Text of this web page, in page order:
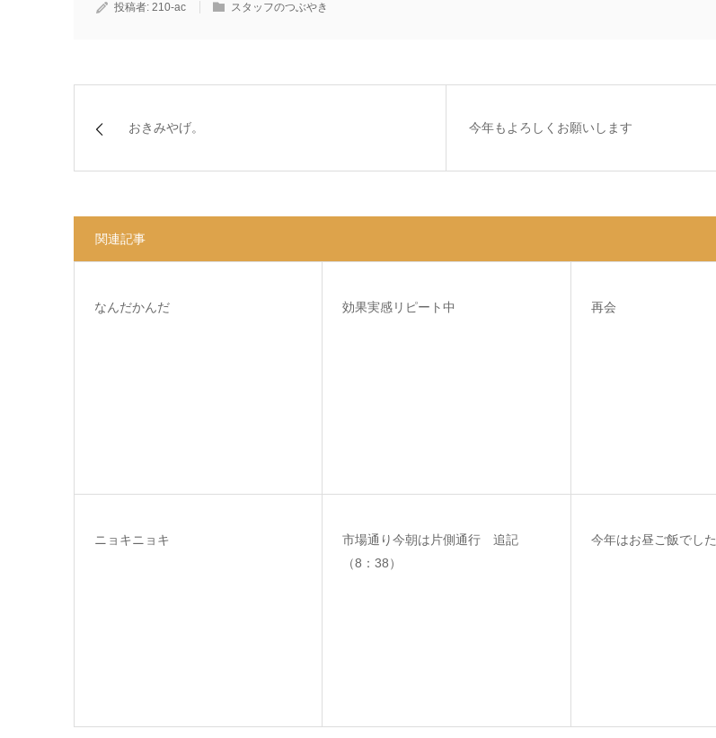
投稿者: 210-ac スタッフのつぶやき
おきみやげ。 今年もよろしくお願いします
関連記事
なんだかんだ 効果実感リピート中 再会
ニョキニョキ
市場通り今朝は片側通行 追記
（8：38）
今年はお昼ご飯でした